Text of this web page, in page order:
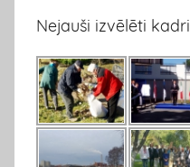
Nejauši izvēlēti kadri